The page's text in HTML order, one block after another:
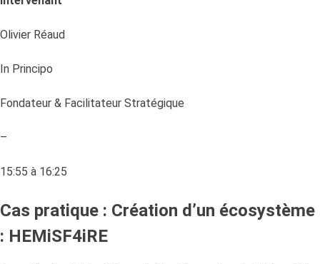
Olivier Réaud
In Principo
Fondateur & Facilitateur Stratégique
–
15:55 à 16:25
Cas pratique : Création d’un écosystème
: HEMiSF4iRE